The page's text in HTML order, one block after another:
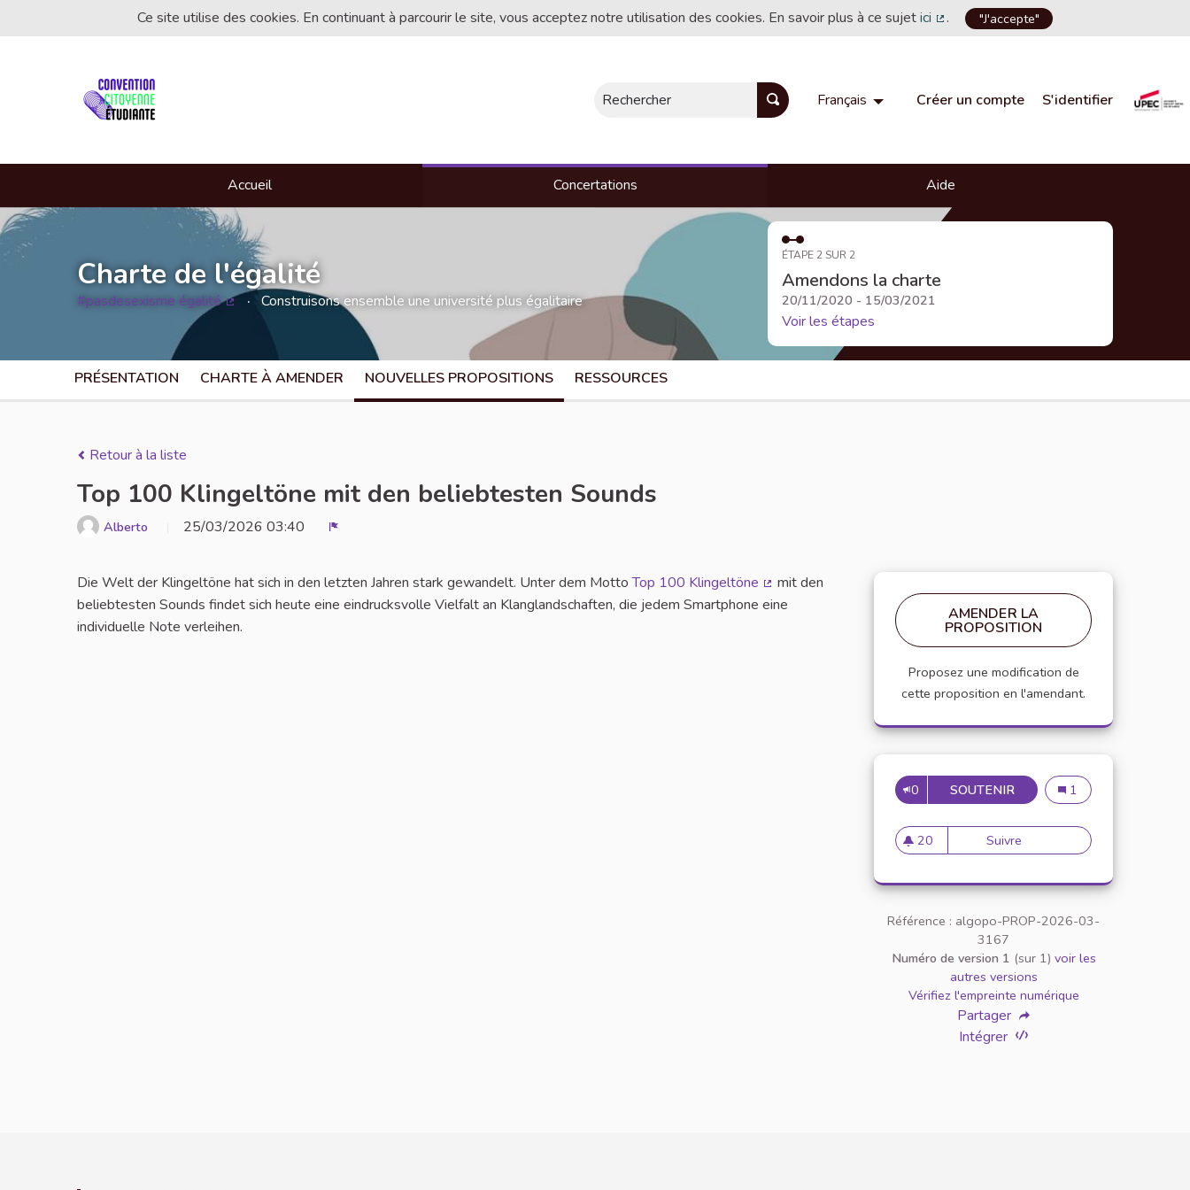
Ce site utilise des cookies. En continuant à parcourir le site, vous acceptez notre utilisation des cookies. En savoir plus à ce sujetici
(Lien externe)
. "J'accepte"
Rechercher Français Choisir la langueChoose language
Créer un compte S'identifier
Accueil Concertations Aide
Charte de l'égalité
#pasdesexisme égalité Construisons ensemble une université plus égalitaire
ÉTAPE 2 SUR 2
Amendons la charte
20/11/2020 - 15/03/2021
Voir les étapes
PRÉSENTATION CHARTE À AMENDER NOUVELLES PROPOSITIONS RESSOURCES
Retour à la liste
Top 100 Klingeltöne mit den beliebtesten Sounds
Alberto 25/03/2026 03:40
Die Welt der Klingeltöne hat sich in den letzten Jahren stark gewandelt. Unter dem MottoTop 100 Klingeltöne
(Lien externe)
mit den
beliebtesten Sounds findet sich heute eine eindrucksvolle Vielfalt an Klanglandschaften, die jedem Smartphone eine
individuelle Note verleihen.
AMENDER LA
PROPOSITION
Proposez une modification de
cette proposition en l'amendant.
0 SOUTENIR TOP 100 KLINGELTÖNE
Top 100 Klingeltöne
1
20
20 abonnés
Suivre Top 100 Klingeltöne mit
Référence : algopo-PROP-2026-03-
3167
Numéro de version 1 (sur 1) voir les
autres versions
Vérifiez l'empreinte numérique
Partager
Intégrer